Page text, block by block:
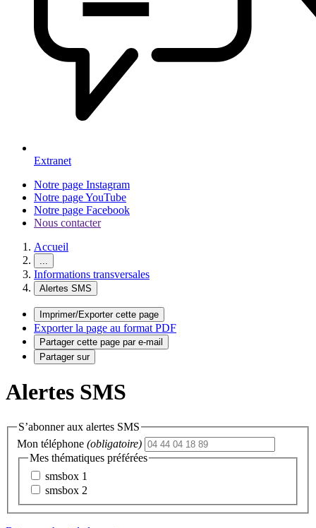
Extranet
Notre page Instagram
Notre page YouTube
Notre page Facebook
Nous contacter
Accueil
...
Informations transversales
Alertes SMS
Imprimer/Exporter cette page
Exporter la page au format PDF
Partager cette page par e-mail
Partager sur
Alertes SMS
S’abonner aux alertes SMS
Mon téléphone (obligatoire)
Mes thématiques préférées
smsbox 1
smsbox 2